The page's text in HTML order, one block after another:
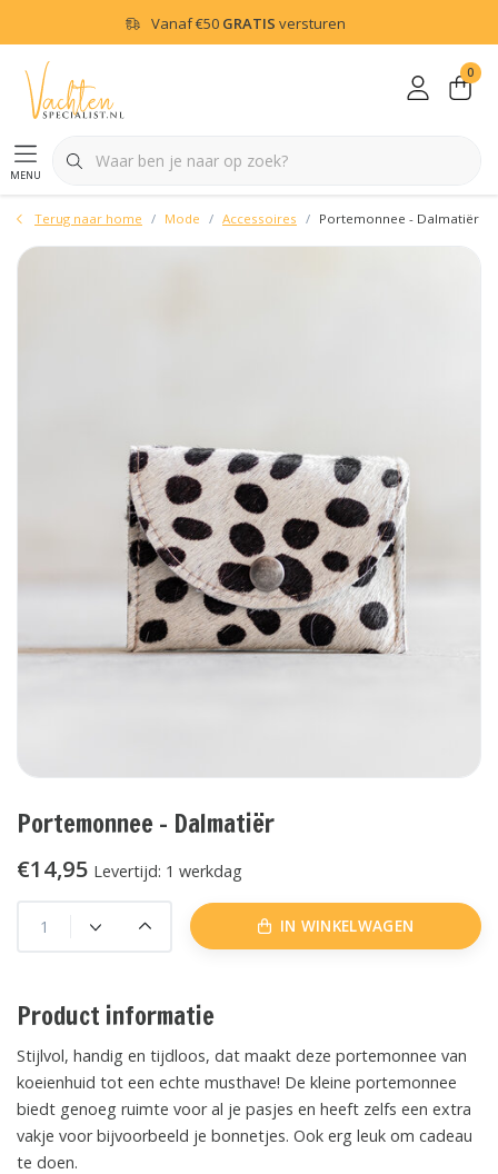
Vanaf€50 GRATIS versturen
menu
0
Terug naar home Mode Accessoires Portemonnee - Dalmatiër
Portemonnee - Dalmatiër
€14,95 Levertijd: 1 werkdag
IN WINKELWAGEN
Product informatie
Stijlvol, handig en tijdloos, dat maakt deze portemonnee van
koeienhuid tot een echte musthave! De kleine portemonnee
biedt genoeg ruimte voor al je pasjes en heeft zelfs een extra
vakje voor bijvoorbeeld je bonnetjes. Ook erg leuk om cadeau
te doen.